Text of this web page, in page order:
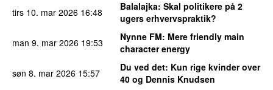
tirs 10. mar 2026 16:48 Balalajka: Skal politikere på 2
ugers erhvervspraktik?
man 9. mar 2026 19:53 Nynne FM: Mere friendly main
character energy
søn 8. mar 2026 15:57 Du ved det: Kun rige kvinder over
40 og Dennis Knudsen